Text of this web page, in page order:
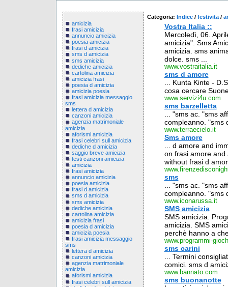
amicizia
frasi amicizia
annuncio amicizia
poesia amicizia
frasi d amicizia
sms d amicizia
sms amicizia
dediche amicizia
cartolina amicizia
amicizia frasi
poesia d amicizia
amicizia poesia
frasi amicizia messaggio
sms
lettera d amicizia
canzoni amicizia
agenzia matrimoniale
amicizia
aforismi amicizia
frasi celebri sull amicizia
dediche d amicizia
saggio breve amicizia
testi canzoni amicizia
amicizia
frasi amicizia
annuncio amicizia
poesia amicizia
frasi d amicizia
sms d amicizia
sms amicizia
dediche amicizia
cartolina amicizia
amicizia frasi
poesia d amicizia
amicizia poesia
frasi amicizia messaggio
sms
lettera d amicizia
canzoni amicizia
agenzia matrimoniale
amicizia
aforismi amicizia
frasi celebri sull amicizia
Categoria: Indice / festivita /
Vostra Italia ::
Mercoledì, 06.
amicizia". Sms
amicizia. sms
dolce. sms ...
www.vostraitalia.it
sms d amore
... Kunta Kinte -
cosa cercare
www.servizi4u.com
sms barzelletta
... "sms ac. "sms
compleanno. "sms
www.terraecielo.it
Sms amore
... d amore and
on frasi amore and
without frasi d
sms
... "sms ac. "sms
compleanno. "sms
www.iconarussa.it
SMS amicizia
SMS amicizia.
amicizia. SMS
perchè hanno a
www.programmi-
sms carini
... Termini
comici. sms d
www.bannato.com
sms buonanotte